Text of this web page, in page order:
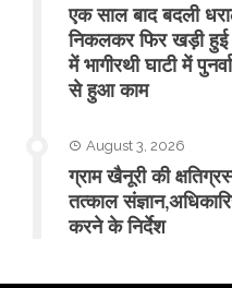
एक साल बाद बदली
निकलकर फिर खड़ी हुई
में भागीरथी घाटी में
से हुआ काम
August 3, 2026
ग्राम खैनूरी की
तत्काल
करने के निर्देश